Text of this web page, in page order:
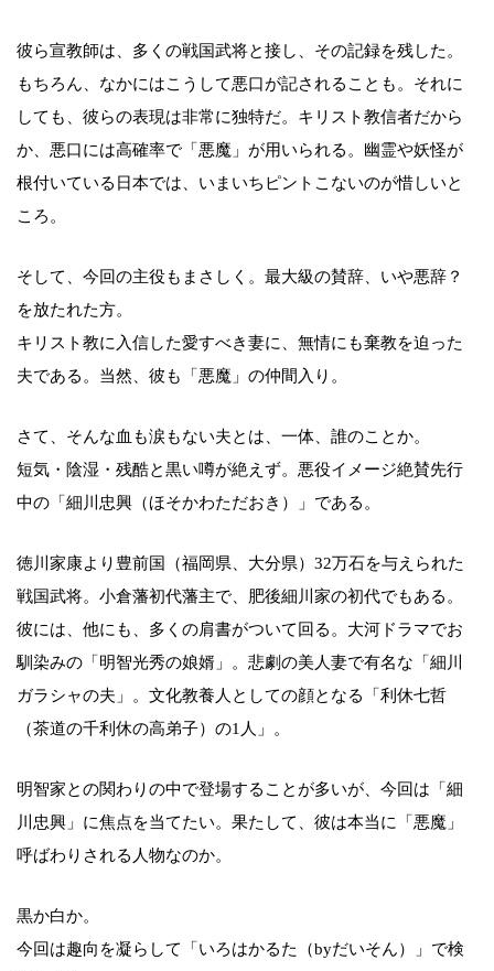
彼ら宣教師は、多くの戦国武将と接し、その記録を残した。
もちろん、なかにはこうして悪口が記されることも。それに
しても、彼らの表現は非常に独特だ。キリスト教信者だから
か、悪口には高確率で「悪魔」が用いられる。幽霊や妖怪が
根付いている日本では、いまいちピントこないのが惜しいと
ころ。
そして、今回の主役もまさしく。最大級の賛辞、いや悪辞？
を放たれた方。
キリスト教に入信した愛すべき妻に、無情にも棄教を迫った
夫である。当然、彼も「悪魔」の仲間入り。
さて、そんな血も涙もない夫とは、一体、誰のことか。
短気・陰湿・残酷と黒い噂が絶えず。悪役イメージ絶賛先行
中の「細川忠興（ほそかわただおき）」である。
徳川家康より豊前国（福岡県、大分県）32万石を与えられた
戦国武将。小倉藩初代藩主で、肥後細川家の初代でもある。
彼には、他にも、多くの肩書がついて回る。大河ドラマでお
馴染みの「明智光秀の娘婿」。悲劇の美人妻で有名な「細川
ガラシャの夫」。文化教養人としての顔となる「利休七哲
（茶道の千利休の高弟子）の1人」。
明智家との関わりの中で登場することが多いが、今回は「細
川忠興」に焦点を当てたい。果たして、彼は本当に「悪魔」
呼ばわりされる人物なのか。
黒か白か。
今回は趣向を凝らして「いろはかるた（byだいそん）」で検